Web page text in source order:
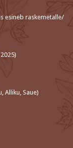
esineb raskemetalle/
Alliku, Saue)